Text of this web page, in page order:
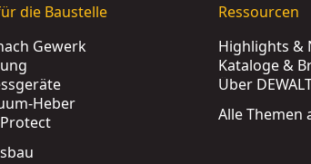
die Baustelle
Gewerk
Heber
Ressourcen
Highlights &
Kataloge &
Über
Alle Themen